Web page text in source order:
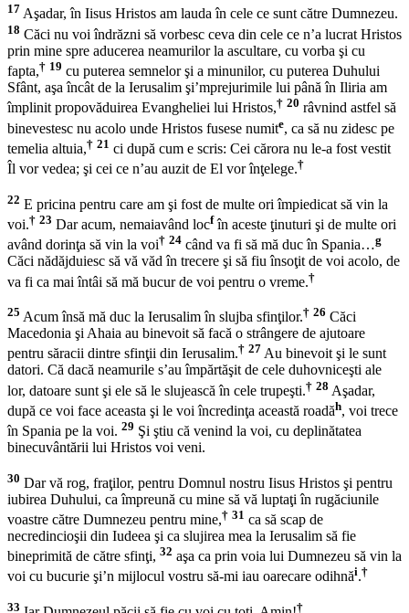
17 Aşadar, în Iisus Hristos am lauda în cele ce sunt către Dumnezeu.
18 Căci nu voi îndrăzni să vorbesc ceva din cele ce n’a lucrat Hristos
prin mine spre aducerea neamurilor la ascultare, cu vorba şi cu
fapta,† 19 cu puterea semnelor şi a minunilor, cu puterea Duhului
Sfânt, aşa încât de la Ierusalim şi’mprejurimile lui până în Iliria am
împlinit propovăduirea Evangheliei lui Hristos,† 20 râvnind astfel să
binevestesc nu acolo unde Hristos fusese numite, ca să nu zidesc pe
temelia altuia,† 21 ci după cum e scris: Cei cărora nu le-a fost vestit
Îl vor vedea; şi cei ce n’au auzit de El vor înţelege.†
22 E pricina pentru care am şi fost de multe ori împiedicat să vin la
voi.† 23 Dar acum, nemaiavând locf în aceste ţinuturi şi de multe ori
având dorinţa să vin la voi† 24 când va fi să mă duc în Spania…g
Căci nădăjduiesc să vă văd în trecere şi să fiu însoţit de voi acolo, de
va fi ca mai întâi să mă bucur de voi pentru o vreme.†
25 Acum însă mă duc la Ierusalim în slujba sfinţilor.† 26 Căci
Macedonia şi Ahaia au binevoit să facă o strângere de ajutoare
pentru săracii dintre sfinţii din Ierusalim.† 27 Au binevoit şi le sunt
datori. Că dacă neamurile s’au împărtăşit de cele duhovniceşti ale
lor, datoare sunt şi ele să le slujească în cele trupeşti.† 28 Aşadar,
după ce voi face aceasta şi le voi încredinţa această roadăh, voi trece
în Spania pe la voi. 29 Şi ştiu că venind la voi, cu deplinătatea
binecuvântării lui Hristos voi veni.
30 Dar vă rog, fraţilor, pentru Domnul nostru Iisus Hristos şi pentru
iubirea Duhului, ca împreună cu mine să vă luptaţi în rugăciunile
voastre către Dumnezeu pentru mine,† 31 ca să scap de
necredincioşii din Iudeea şi ca slujirea mea la Ierusalim să fie
bineprimită de către sfinţi, 32 aşa ca prin voia lui Dumnezeu să vin la
voi cu bucurie şi’n mijlocul vostru să-mi iau oarecare odihnăi.†
33 †